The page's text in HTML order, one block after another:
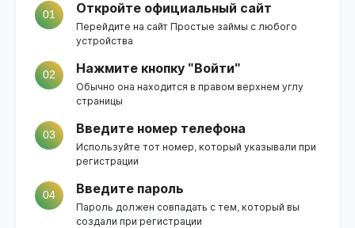
01 Откройте официальный сайт
Перейдите на сайт Простые займы с любого
устройства
02 Нажмите кнопку "Войти"
Обычно она находится в правом верхнем углу
страницы
03 Введите номер телефона
Используйте тот номер, который указывали при
регистрации
04 Введите пароль
Пароль должен совпадать с тем, который вы
создали при регистрации